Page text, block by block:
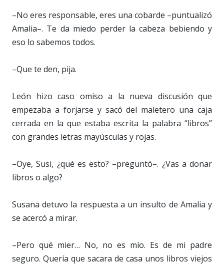
–No eres responsable, eres una cobarde –puntualizó
Amalia–. Te da miedo perder la cabeza bebiendo y
eso lo sabemos todos.
–Que te den, pija.
León hizo caso omiso a la nueva discusión que
empezaba a forjarse y sacó del maletero una caja
cerrada en la que estaba escrita la palabra “libros”
con grandes letras mayúsculas y rojas.
–Oye, Susi, ¿qué es esto? –preguntó–. ¿Vas a donar
libros o algo?
Susana detuvo la respuesta a un insulto de Amalia y
se acercó a mirar.
–Pero qué mier… No, no es mío. Es de mi padre
seguro. Quería que sacara de casa unos libros viejos